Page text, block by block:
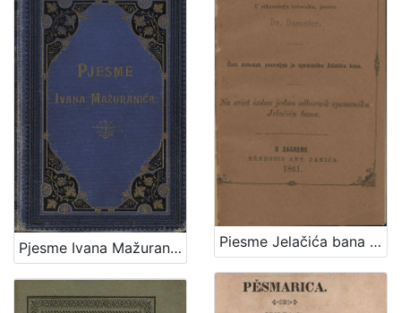
Pjesme Ivana Mažuranića : sa slikom i autografom pjesnika ter sa fototipijom pjesnika na odru / izdao Vladimir Mažuranić. Piesme Jelačića bana / u stihomierju izvornika, preveo Demeter